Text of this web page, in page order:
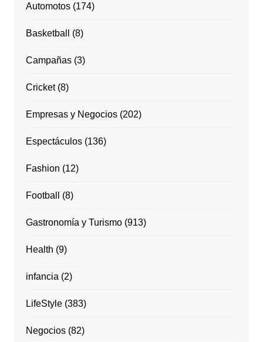
Automotos(174)
Basketball (8)
Campañas(3)
Cricket(8)
Empresas y Negocios(202)
Espectáculos(136)
Fashion (12)
Football (8)
Gastronomía y Turismo(913)
Health (9)
infancia (2)
LifeStyle(383)
Negocios(82)